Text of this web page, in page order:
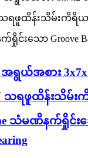
အရွယ်အစား
သရဖူထိန်းသိမ်း
သံမဏိနက်ရှိုင်းသ